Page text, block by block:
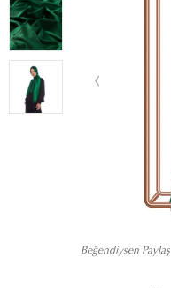
Beğendiysen Paylaş